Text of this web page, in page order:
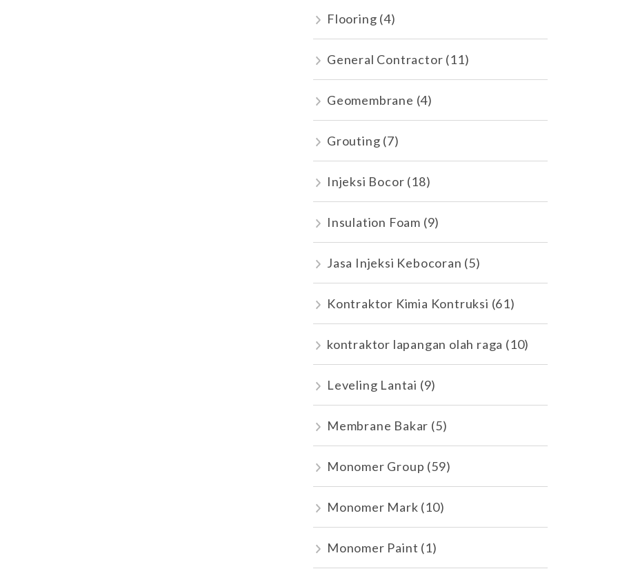
Flooring (4)
General Contractor (11)
Geomembrane (4)
Grouting (7)
Injeksi Bocor (18)
Insulation Foam (9)
Jasa Injeksi Kebocoran (5)
Kontraktor Kimia Kontruksi (61)
kontraktor lapangan olah raga (10)
Leveling Lantai (9)
Membrane Bakar (5)
Monomer Group (59)
Monomer Mark (10)
Monomer Paint (1)